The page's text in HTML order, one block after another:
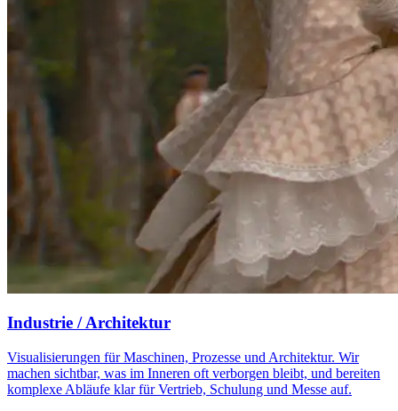
Industrie / Architektur
Visualisierungen für Maschinen, Prozesse und Architektur. Wir
machen sichtbar, was im Inneren oft verborgen bleibt, und bereiten
komplexe Abläufe klar für Vertrieb, Schulung und Messe auf.